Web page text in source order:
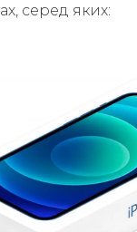
серед яких: